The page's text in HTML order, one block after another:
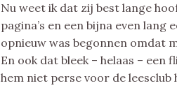
Nu weet ik dat zij best lange
pagina’s en een bijna even
opnieuw was begonnen omdat
En ook dat bleek – helaas –
hem niet perse voor de leesclub